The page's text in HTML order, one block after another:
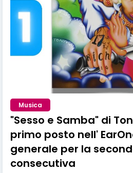
Musica
"Sesso e Samba" di
primo posto nell'
generale per la
consecutiva